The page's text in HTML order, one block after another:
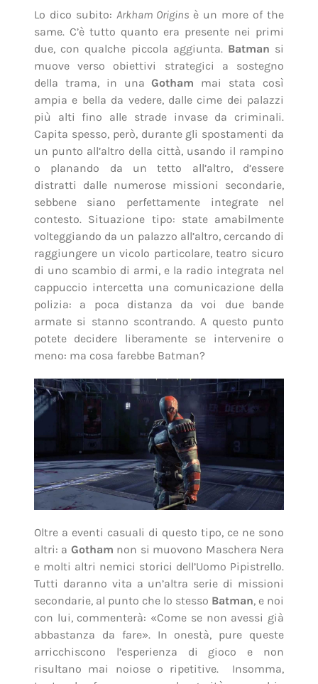
Lo dico subito: Arkham Origins è un more of the
same. C’è tutto quanto era presente nei primi
due, con qualche piccola aggiunta. Batman si
muove verso obiettivi strategici a sostegno
della trama, in unaGotham mai stata così
ampia e bella da vedere, dalle cime dei palazzi
più alti fino alle strade invase da criminali.
Capita spesso, però, durante gli spostamenti da
un punto all’altro della città, usando il rampino
o planando da un tetto all’altro, d’essere
distratti dalle numerose missioni secondarie,
sebbene siano perfettamente integrate nel
contesto. Situazione tipo: state amabilmente
volteggiando da un palazzo all’altro, cercando di
raggiungere un vicolo particolare, teatro sicuro
di uno scambio di armi, e la radio integrata nel
cappuccio intercetta una comunicazione della
polizia: a poca distanza da voi due bande
armate si stanno scontrando. A questo punto
potete decidere liberamente se intervenire o
meno: ma cosa farebbe Batman?
Oltre a eventi casuali di questo tipo, ce ne sono
altri: a Gotham non si muovono Maschera Nera
e molti altri nemici storici dell’Uomo Pipistrello.
Tutti daranno vita a un’altra serie di missioni
secondarie, al punto che lo stesso Batman, e noi
con lui, commenterà: «Come se non avessi già
abbastanza da fare». In onestà, pure queste
arricchiscono l’esperienza di gioco e non
risultano mai noiose o ripetitive. Insomma,